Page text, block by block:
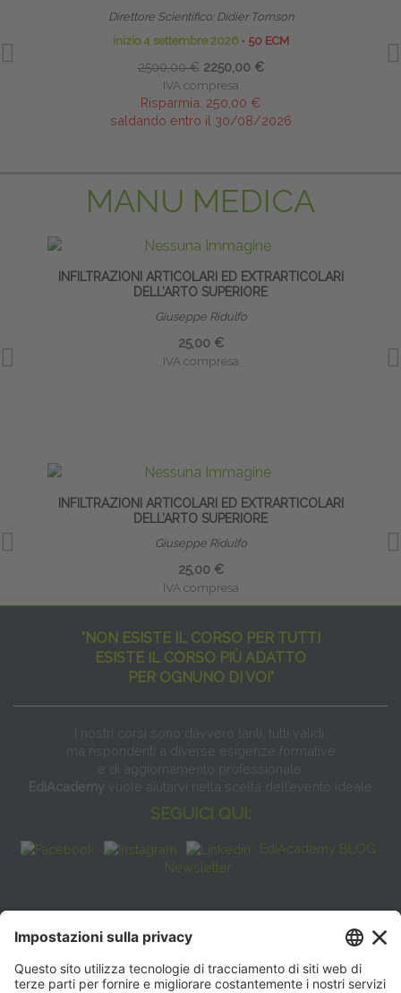
Direttore Scientifico: Didier Tomson
inizio 4 settembre 2026 ∙ 50 ECM
2500,00 € 2250,00 €
IVA compresa
Risparmia: 250,00 €
saldando entro il 30/08/2026
MANU MEDICA
INFILTRAZIONI ARTICOLARI ED EXTRARTICOLARI
DELL’ARTO SUPERIORE
Giuseppe Ridulfo
25,00 €
IVA compresa
INFILTRAZIONI ARTICOLARI ED EXTRARTICOLARI
DELL’ARTO SUPERIORE
Giuseppe Ridulfo
25,00 €
IVA compresa
"NON ESISTE IL CORSO PER TUTTI
ESISTE IL CORSO PIÙ ADATTO
PER OGNUNO DI VOI"
I nostri corsi sono davvero tanti, tutti validi
ma rispondenti a diverse esigenze formative
e di aggiornamento professionale.
EdiAcademy vuole aiutarvi nella scelta dell’evento ideale
SEGUICI QUI:
EdiAcademy BLOG
Newsletter
FAQ
CONTATTI